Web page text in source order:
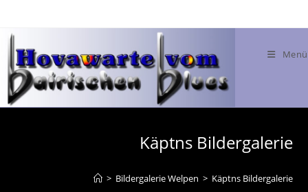
Menü
Käptns Bildergalerie
> Bildergalerie Welpen > Käptns Bildergalerie